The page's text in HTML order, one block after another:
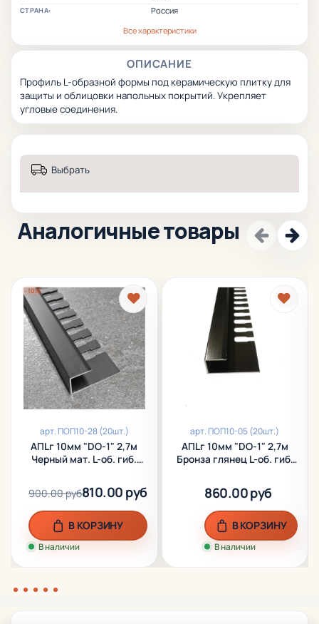
СТРАНА:
Россия
Все характеристики
ОПИСАНИЕ
Профиль L-образной формы под керамическую плитку для
защиты и облицовки напольных покрытий.Укрепляет
угловые соединения.
Выбрать
Аналогичные товары
-10%
арт.ПОП10-28 (20шт.)
АПLг 10мм "DO-1" 2,7м
Черный мат. L-об. гиб.
900.00 руб810.00 руб
В наличии
В КОРЗИНУ
арт.ПОП10-05 (20шт.)
АПLг 10мм "DO-1" 2,7м
Бронза глянец L-об. гиб.
860.00 руб
В наличии
В КОРЗИНУ